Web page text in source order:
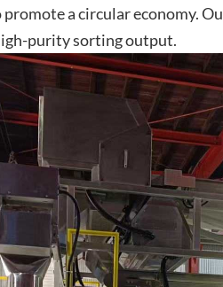
a circular economy.
purity sorting output.